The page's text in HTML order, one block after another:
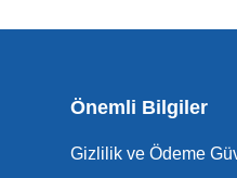
Önemli Bilgiler
Gizlilik ve Ödeme